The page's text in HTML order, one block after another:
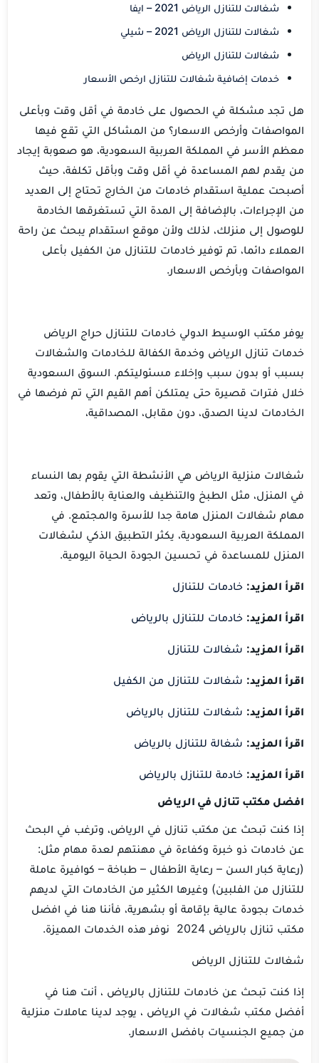
شغالات للتنازل الرياض 2021 – ايفا
شغالات للتنازل الرياض 2021 – شيلي
شغالات للتنازل الرياض
خدمات إضافية شغالات للتنازل ارخص الأسعار
هل تجد مشكلة في الحصول على خادمة في أقل وقت وبأعلى
المواصفات وأرخص الاسعار؟ من المشاكل التي تقع فيها
معظم الأسر في المملكة العربية السعودية، هو صعوبة إيجاد
من يقدم لهم المساعدة في أقل وقت وبأقل تكلفة، حيث
أصبحت عملية استقدام خادمات من الخارج تحتاج إلى العديد
من الإجراءات، بالإضافة إلى المدة التي تستغرقها الخادمة
للوصول إلى منزلك، لذلك ولأن موقع استقدام يبحث عن راحة
العملاء دائما، تم توفير خادمات للتنازل من الكفيل بأعلى
المواصفات وبأرخص الاسعار.
يوفر مكتب الوسيط الدولي خادمات للتنازل حراج الرياض
خدمات تنازل الرياض وخدمة الكفالة للخادمات والشغالات
بسبب أو بدون سبب وإخلاء مسئوليتكم. السوق السعودية
خلال فترات قصيرة حتى يمتلكن أهم القيم التي تم فرضها في
الخادمات لدينا الصدق، دون مقابل، المصداقية،
شغالات منزلية الرياض هي الأنشطة التي يقوم بها النساء
في المنزل، مثل الطبخ والتنظيف والعناية بالأطفال، وتعد
مهام شغالات المنزل هامة جدا للأسرة والمجتمع. في
المملكة العربية السعودية، يكثر التطبيق الذكي لشغالات
المنزل للمساعدة في تحسين الجودة الحياة اليومية.
اقرأ المزيد: خادمات للتنازل
اقرأ المزيد: خادمات للتنازل بالرياض
اقرأ المزيد: شغالات للتنازل
اقرأ المزيد: شغالات للتنازل من الكفيل
اقرأ المزيد: شغالات للتنازل بالرياض
اقرأ المزيد: شغالة للتنازل بالرياض
اقرأ المزيد: خادمة للتنازل بالرياض
افضل مكتب تنازل في الرياض
إذا كنت تبحث عن مكتب تنازل في الرياض، وترغب في البحث
عن خادمات ذو خبرة وكفاءة في مهنتهم لعدة مهام مثل:
(رعاية كبار السن – رعاية الأطفال – طباخة – كوافيرة عاملة
للتنازل من الفلبين) وغيرها الكثير من الخادمات التي لديهم
خدمات بجودة عالية بإقامة أو بشهرية، فأننا هنا في افضل
مكتب تنازل بالرياض 2024 نوفر هذه الخدمات المميزة.
شغالات للتنازل الرياض
إذا كنت تبحث عن خادمات للتنازل بالرياض ، أنت هنا في
أفضل مكتب شغالات في الرياض ، يوجد لدينا عاملات منزلية
من جميع الجنسيات بافضل الاسعار.